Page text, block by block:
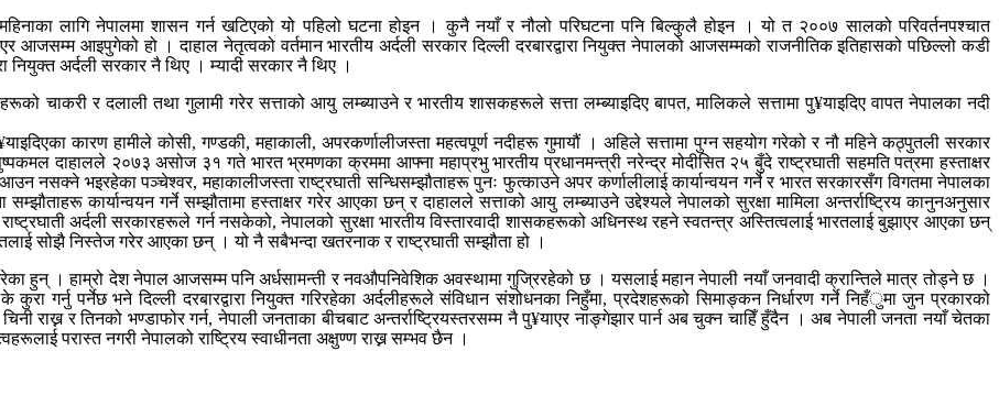
महिनाका लागि नेपालमा शासन गर्न खटिएको यो पहिलो घटना होइन । कुनै नयाँ र नौलो परिघटना पनि बिल्कुलै होइन । यो त २००७ सालको परिवर्तनपश्चात
आजसम्म आइपुगेको हो । दाहाल नेतृत्वको वर्तमान भारतीय अर्दली सरकार दिल्ली दरबारद्वारा नियुक्त नेपालको आजसम्मको राजनीतिक इतिहासको पछिल्लो कडी
नियुक्त अर्दली सरकार नै थिए । म्यादी सरकार नै थिए ।
र दलाली तथा गुलामी गरेर सत्ताको आयु लम्ब्याउने र भारतीय शासकहरूले सत्ता लम्ब्याइदिए बापत, मालिकले सत्तामा पु¥याइदिए वापत नेपालका नदी
कारण हामीले कोसी, गण्डकी, महाकाली, अपरकर्णालीजस्ता महत्वपूर्ण नदीहरू गुमायौं । अहिले सत्तामा पुग्न सहयोग गरेको र नौ महिने कठ्पुतली सरकार
दाहालले २०७३ असोज ३१ गते भारत भ्रमणका क्रममा आफ्ना महाप्रभु भारतीय प्रधानमन्त्री नरेन्द्र मोदीसित २५ बुँदे राष्ट्रघाती सहमति पत्रमा हस्ताक्षर
नसक्ने भइरहेका पञ्चेश्वर, महाकालीजस्ता राष्ट्रघाती सन्धिसम्झौताहरू पुनः फुत्काउने अपर कर्णालीलाई कार्यान्वयन गर्ने र भारत सरकारसँग विगतमा नेपालका
कार्यान्वयन गर्ने सम्झौतामा हस्ताक्षर गरेर आएका छन् र दाहालले सत्ताको आयु लम्ब्याउने उद्देश्यले नेपालको सुरक्षा मामिला अन्तर्राष्ट्रिय कानुनअनुसार
राष्ट्रघाती अर्दली सरकारहरूले गर्न नसकेको, नेपालको सुरक्षा भारतीय विस्तारवादी शासकहरूको अधिनस्थ रहने स्वतन्त्र अस्तित्वलाई भारतलाई बुझाएर आएका छन्
सोझै निस्तेज गरेर आएका छन् । यो नै सबैभन्दा खतरनाक र राष्ट्रघाती सम्झौता हो ।
हुन् । हाम्रो देश नेपाल आजसम्म पनि अर्धसामन्ती र नवऔपनिवेशिक अवस्थामा गुज्रिरहेको छ । यसलाई महान नेपाली नयाँ जनवादी क्रान्तिले मात्र तोड्ने छ ।
गर्नु पर्नेछ भने दिल्ली दरबारद्वारा नियुक्त गरिरहेका अर्दलीहरूले संविधान संशोधनका निहुँमा, प्रदेशहरूको सिमाङ्कन निर्धारण गर्ने निहँुमा जुन प्रकारको
राख्न र तिनको भण्डाफोर गर्न, नेपाली जनताका बीचबाट अन्तर्राष्ट्रियस्तरसम्म नै पु¥याएर नाङ्गेझार पार्न अब चुक्न चाहिँ हुँदैन । अब नेपाली जनता नयाँ चेतका
परास्त नगरी नेपालको राष्ट्रिय स्वाधीनता अक्षुण्ण राख्न सम्भव छैन ।